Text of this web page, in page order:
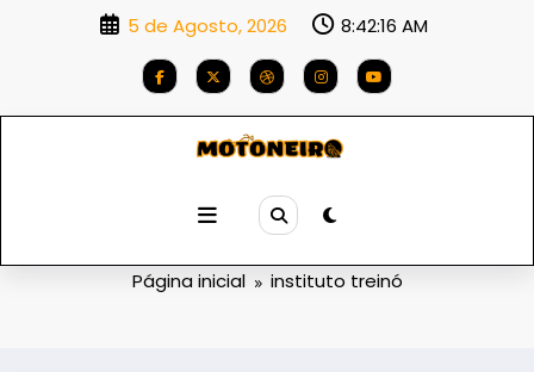
5 de Agosto, 2026 8:42:16 AM
Etiqueta: instituto treinó
Página inicial instituto treinó